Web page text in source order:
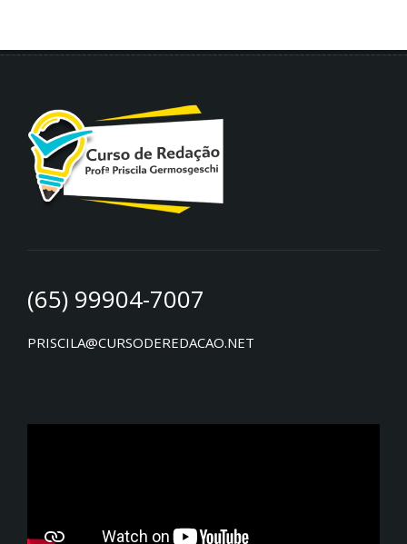
(65) 99904-7007
PRISCILA@CURSODEREDACAO.NET